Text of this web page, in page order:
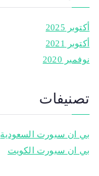
أكتوبر 2025
أكتوبر 2021
نوفمبر 2020
تصنيفات
بي ان سبورت السعودية
بي ان سبورت الكويت